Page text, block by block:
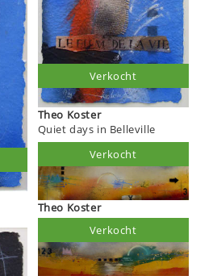
Theo Koster
Quiet days in Belleville
Verkocht
Theo Koster
Verkocht
Verkocht